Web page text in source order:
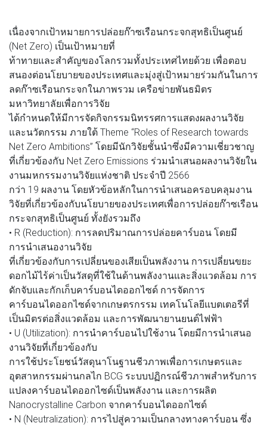
เนื่องจากเป้าหมายการปล่อยก๊าซเรือนกระจกสุทธิเป็นศูนย์
(Net Zero) เป็นเป้าหมายที่
ท้าทายและสำคัญของโลกรวมทั้งประเทศไทยด้วย เพื่อตอบ
สนองต่อนโยบายของประเทศและมุ่งสู่เป้าหมายร่วมกันในการ
ลดก๊าซเรือนกระจกในภาพรวม เครือข่ายพันธมิตร
มหาวิทยาลัยเพื่อการวิจัย
ได้กำหนดให้มีการจัดกิจกรรมนิทรรศการแสดงผลงานวิจัย
และนวัตกรรม ภายใต้ Theme “Roles of Research towards
Net Zero Ambitions” โดยมีนักวิจัยชั้นนำซึ่งมีความเชี่ยวชาญ
ที่เกี่ยวข้องกับ Net Zero Emissions ร่วมนำเสนอผลงานวิจัยใน
งานมหกรรมงานวิจัยแห่งชาติ ประจำปี 2566
กว่า 19 ผลงาน โดยหัวข้อหลักในการนำเสนอครอบคลุมงาน
วิจัยที่เกี่ยวข้องกับนโยบายของประเทศเพื่อการปล่อยก๊าซเรือน
กระจกสุทธิเป็นศูนย์ ทั้งยังรวมถึง
• R (Reduction): การลดปริมาณการปล่อยคาร์บอน โดยมี
การนำเสนองานวิจัย
ที่เกี่ยวข้องกับการเปลี่ยนของเสียเป็นพลังงาน การเปลี่ยนขยะ
ดอกไม้ไร้ค่าเป็นวัสดุที่ใช้ในด้านพลังงานและสิ่งแวดล้อม การ
ดักจับและกักเก็บคาร์บอนไดออกไซด์ การจัดการ
คาร์บอนไดออกไซด์จากเกษตรกรรม เทคโนโลยีแบตเตอรีที่
เป็นมิตรต่อสิ่งแวดล้อม และการพัฒนายานยนต์ไฟฟ้า
• U (Utilization): การนำคาร์บอนไปใช้งาน โดยมีการนำเสนอ
งานวิจัยที่เกี่ยวข้องกับ
การใช้ประโยชน์วัสดุนาโนฐานชีวภาพเพื่อการเกษตรและ
อุตสาหกรรมผ่านกลไก BCG ระบบปฏิกรณ์ชีวภาพสำหรับการ
แปลงคาร์บอนไดออกไซด์เป็นพลังงาน และการผลิต
Nanocrystalline Carbon จากคาร์บอนไดออกไซด์
• N (Neutralization): การไปสู่ความเป็นกลางทางคาร์บอน ซึ่ง